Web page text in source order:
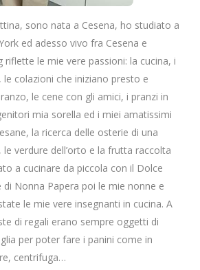
sono nata a Cesena, ho studiato a
ed adesso vivo fra Cesena e
riflette le mie vere passioni: la cucina, i
colazioni che iniziano presto e
le cene con gli amici, i pranzi in
mia sorella ed i miei amatissimi
la ricerca delle osterie di una
verdure dell’orto e la frutta raccolta
a cucinare da piccola con il Dolce
di Nonna Papera poi le mie nonne e
le mie vere insegnanti in cucina. A
di regali erano sempre oggetti di
per poter fare i panini come in
centrifuga…